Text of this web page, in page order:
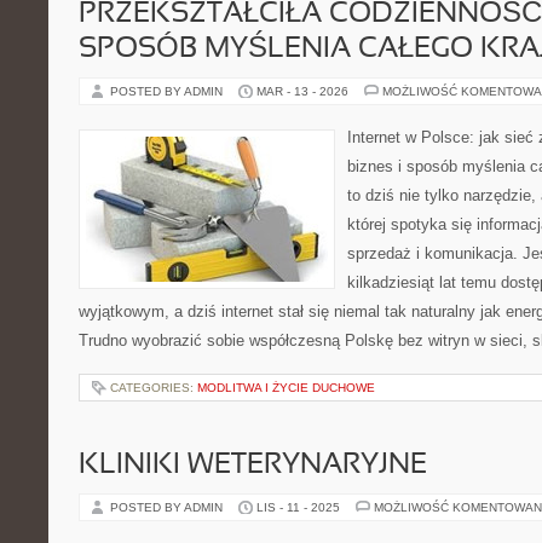
PRZEKSZTAŁCIŁA
SPOSÓB MYŚLENIA CAŁEGO
POSTED BY ADMIN MAR - 13 - 2026 MOŻLIWOŚĆ
Internet w Polsce: jak sieć
biznes i sposób myślenia
to dziś nie tylko narzędzie,
której spotyka się
sprzedaż i komunikacja.
kilkadziesiąt lat temu
wyjątkowym, a dziś internet stał się niemal tak naturalny jak
Trudno wyobrazić sobie współczesną Polskę bez witryn w sieci,
CATEGORIES: MODLITWA I ŻYCIE DUCHOWE
KLINIKI WETERYNARYJNE
POSTED BY ADMIN LIS - 11 - 2025 MOŻLIWOŚĆ